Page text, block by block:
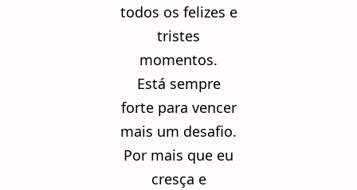
todos os felizes e
tristes
momentos.
Está sempre
forte para vencer
mais um desafio.
Por mais que eu
cresça e